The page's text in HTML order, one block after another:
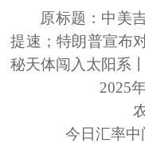
原标题：中美
提速；特朗普宣布
秘天体闯入太阳系
2025
今日汇率中